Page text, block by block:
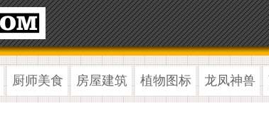
厨师美食 房屋建筑 植物图标 龙凤神兽